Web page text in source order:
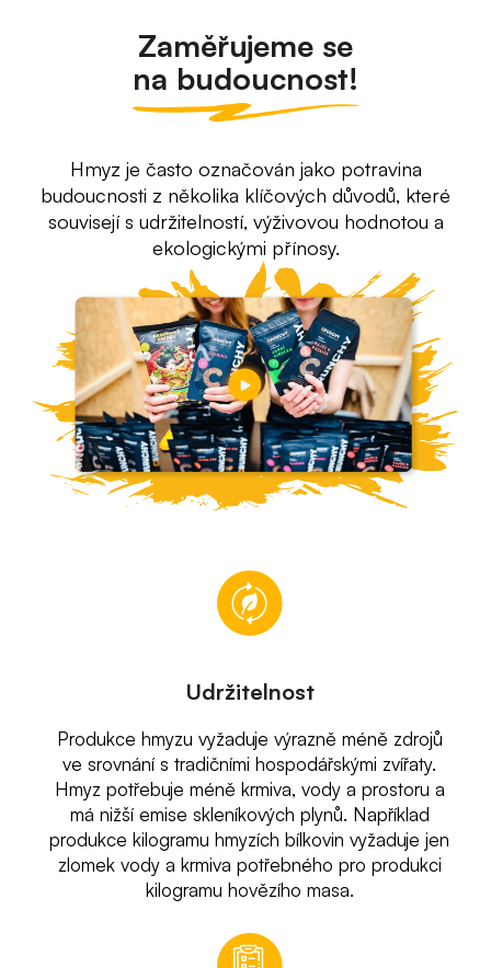
Zaměřujeme se
na budoucnost!
Hmyz je často označován jako potravina
budoucnosti z několika klíčových důvodů, které
souvisejí s udržitelností, výživovou hodnotou a
ekologickými přínosy.
Udržitelnost
Produkce hmyzu vyžaduje výrazně méně zdrojů
ve srovnání s tradičními hospodářskými zvířaty.
Hmyz potřebuje méně krmiva, vody a prostoru a
má nižší emise skleníkových plynů. Například
produkce kilogramu hmyzích bílkovin vyžaduje jen
zlomek vody a krmiva potřebného pro produkci
kilogramu hovězího masa.